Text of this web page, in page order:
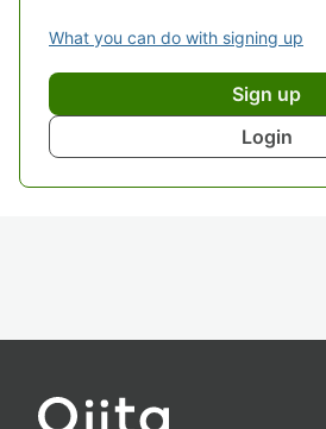
What you can do with signing up
Sign up
Login